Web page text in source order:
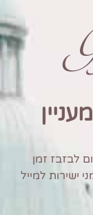
לבזבז זמן
ישירות למייל